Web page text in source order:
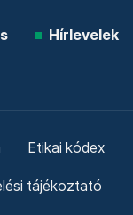
Hírlevelek
Etikai kódex
tájékoztató